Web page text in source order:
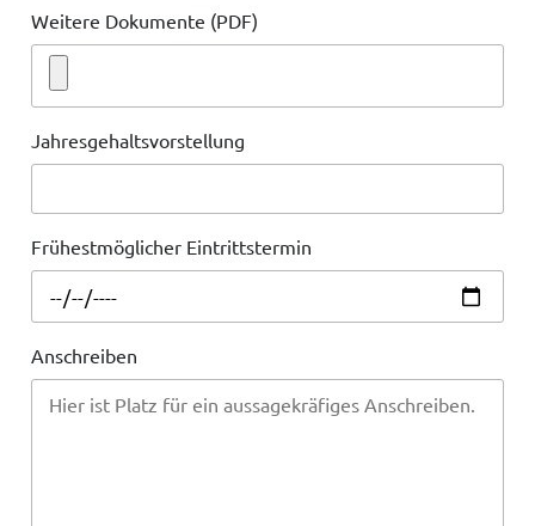
Weitere Dokumente (PDF)
Jahresgehaltsvorstellung
Frühestmöglicher Eintrittstermin
Anschreiben